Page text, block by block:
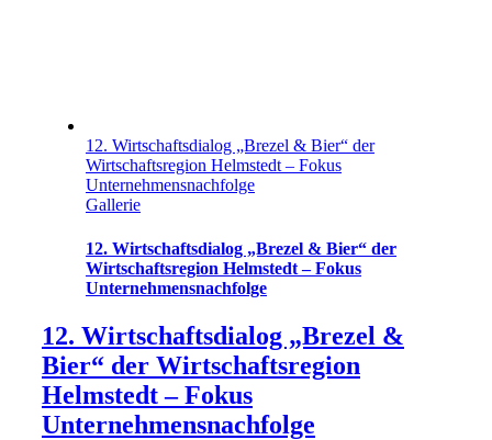
12. Wirtschaftsdialog „Brezel & Bier“ der
Wirtschaftsregion Helmstedt – Fokus
Unternehmensnachfolge
Gallerie
12. Wirtschaftsdialog „Brezel & Bier“ der
Wirtschaftsregion Helmstedt – Fokus
Unternehmensnachfolge
12. Wirtschaftsdialog „Brezel &
Bier“ der Wirtschaftsregion
Helmstedt – Fokus
Unternehmensnachfolge